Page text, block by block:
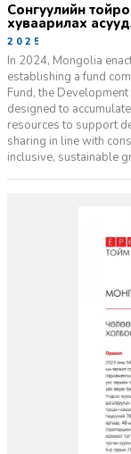
сонгуулийн тойрог байгуулах, мандатын тоо
хуваарилах
2025-05-09
In 2024, Mongolia
establishing a fund
Fund, the
designed to
resources to support
sharing in line with
inclusive, sustainable